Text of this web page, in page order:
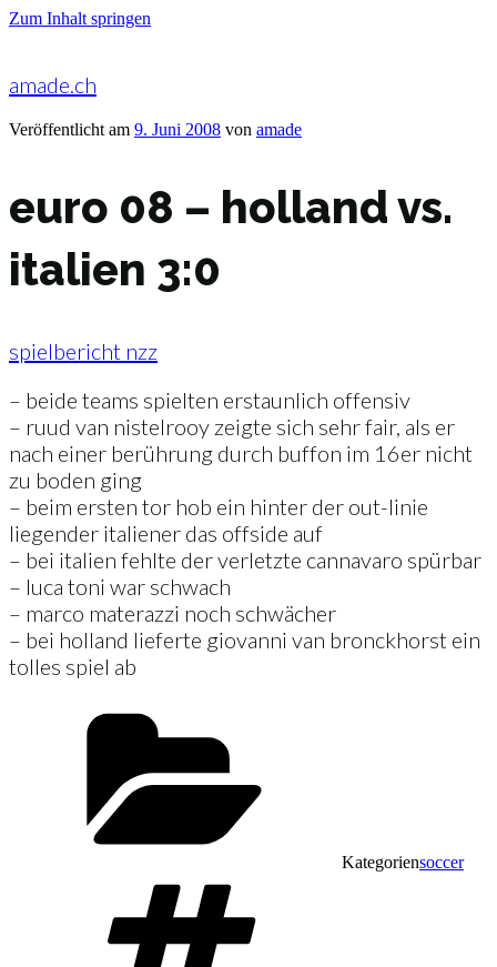
Zum Inhalt springen
amade.ch
Veröffentlicht am 9. Juni 2008 von amade
euro 08 – holland vs.
italien 3:0
spielbericht nzz
– beide teams spielten erstaunlich offensiv
– ruud van nistelrooy zeigte sich sehr fair, als er
nach einer berührung durch buffon im 16er nicht
zu boden ging
– beim ersten tor hob ein hinter der out-linie
liegender italiener das offside auf
– bei italien fehlte der verletzte cannavaro spürbar
– luca toni war schwach
– marco materazzi noch schwächer
– bei holland lieferte giovanni van bronckhorst ein
tolles spiel ab
Kategoriensoccer